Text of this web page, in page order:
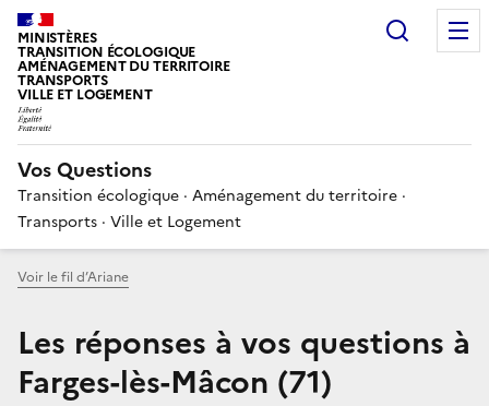
MINISTÈRES
TRANSITION ÉCOLOGIQUE
AMÉNAGEMENT DU TERRITOIRE
TRANSPORTS
VILLE ET LOGEMENT
Vos Questions
Transition écologique · Aménagement du territoire ·
Transports · Ville et Logement
Voir le fil d’Ariane
Les réponses à vos questions à
Farges-lès-Mâcon (71)